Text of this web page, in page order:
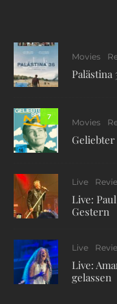
Movies
Palästina
7
Movies
Live
Live:
Gestern
Live
Live:
gelassen